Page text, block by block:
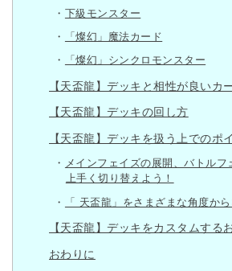
下級モンスター
「燦幻」魔法カード
「燦幻」シンクロモンスター
【天盃龍】デッキと相性が良いカ
【天盃龍】デッキの回し方
【天盃龍】デッキを扱う上でのポ
メインフェイズの展開、バトルフ
上手く切り替えよう！
「 天盃龍」をさまざまな角度か
【天盃龍】デッキをカスタムする
おわりに